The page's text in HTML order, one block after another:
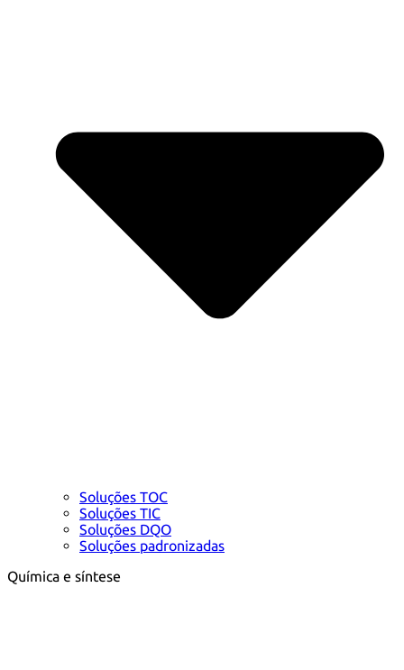
Soluções TOC
Soluções TIC
Soluções DQO
Soluções padronizadas
Química e síntese